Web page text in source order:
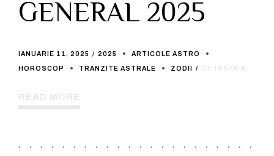
GENERAL 2025
IANUARIE 11, 2025 2025 ARTICOLE ASTRO
HOROSCOP TRANZITE ASTRALE ZODII